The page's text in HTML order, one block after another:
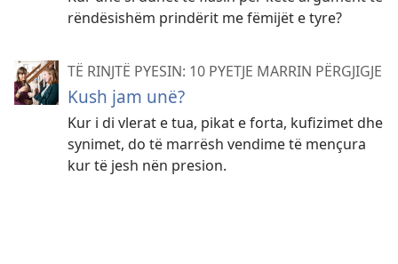
rëndësishëm prindërit me fëmijët e tyre?
TË RINJTË PYESIN: 10 PYETJE MARRIN PËRGJIGJE
Kush jam unë?
Kur i di vlerat e tua, pikat e forta, kufizimet dhe
synimet, do të marrësh vendime të mençura
kur të jesh nën presion.